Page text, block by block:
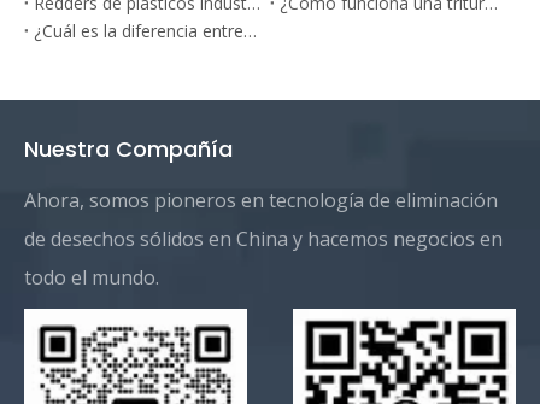
Nuestra Compañía
Ahora, somos pioneros en tecnología de eliminación
de desechos sólidos en China y hacemos negocios en
todo el mundo.